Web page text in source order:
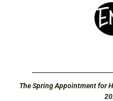
The Spring Appointment for